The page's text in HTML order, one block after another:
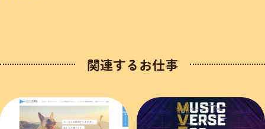
関連するお仕事